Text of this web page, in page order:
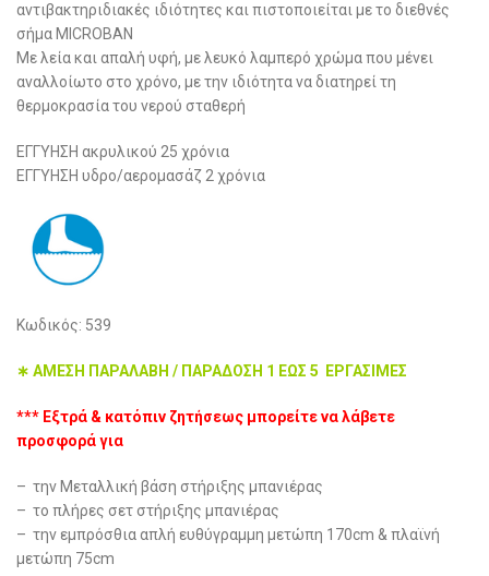
αντιβακτηριδιακές ιδιότητες και πιστοποιείται με το διεθνές
σήμα MICROBAN
Με λεία και απαλή υφή, με λευκό λαμπερό χρώμα που μένει
αναλλοίωτο στο χρόνο, με την ιδιότητα να διατηρεί τη
θερμοκρασία του νερού σταθερή
ΕΓΓΥΗΣΗ ακρυλικού 25 χρόνια
ΕΓΓΥΗΣΗ υδρο/αερομασάζ 2 χρόνια
Κωδικός: 539
∗ ΑΜΕΣΗ ΠΑΡΑΛΑΒΗ / ΠΑΡΑΔΟΣΗ 1 ΕΩΣ 5 ΕΡΓΑΣΙΜΕΣ
*** Εξτρά & κατόπιν ζητήσεως μπορείτε να λάβετε
προσφορά για
– την Μεταλλική βάση στήριξης μπανιέρας
– το πλήρες σετ στήριξης μπανιέρας
– την εμπρόσθια απλή ευθύγραμμη μετώπη 170cm & πλαϊνή
μετώπη 75cm